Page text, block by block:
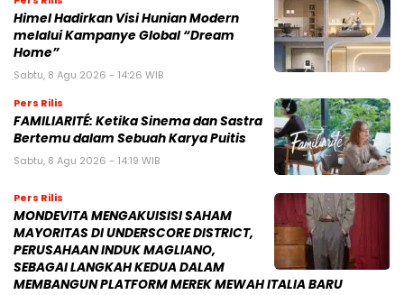
Himel Hadirkan Visi Hunian Modern
melalui Kampanye Global “Dream
Home”
Sabtu, 8 Agu 2026 - 14:26 WIB
Pers Rilis
FAMILIARITÉ: Ketika Sinema dan Sastra
Bertemu dalam Sebuah Karya Puitis
Sabtu, 8 Agu 2026 - 14:19 WIB
Pers Rilis
MONDEVITA MENGAKUISISI SAHAM
MAYORITAS DI UNDERSCORE DISTRICT,
PERUSAHAAN INDUK MAGLIANO,
SEBAGAI LANGKAH KEDUA DALAM
MEMBANGUN PLATFORM MEREK MEWAH ITALIA BARU